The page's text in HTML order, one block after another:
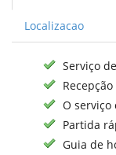
Localizacao
Serviço
O serviço
Partida
Guia de